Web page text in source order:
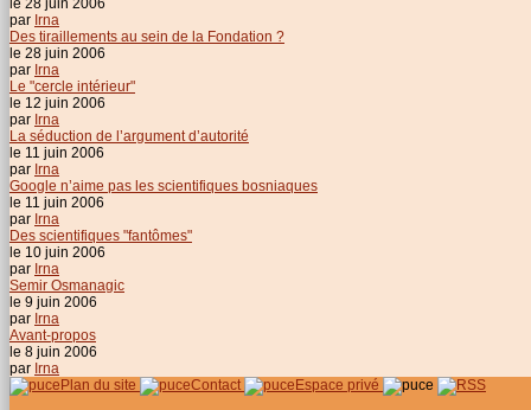
par Irna
Des tiraillements au sein de la Fondation ?
le 28 juin 2006
par Irna
Le "cercle intérieur"
le 12 juin 2006
par Irna
La séduction de l’argument d’autorité
le 11 juin 2006
par Irna
Google n’aime pas les scientifiques bosniaques
le 11 juin 2006
par Irna
Des scientifiques "fantômes"
le 10 juin 2006
par Irna
Semir Osmanagic
le 9 juin 2006
par Irna
Avant-propos
le 8 juin 2006
par Irna
Plan du site
Contact Espace privé